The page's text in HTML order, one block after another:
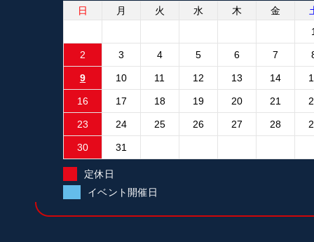
日
月 火 水 木 金
2 3 4 5 6 7
9 10 11 12 13 14
16 17 18 19 20 21
23 24 25 26 27 28
30 31
定休日
イベント開催日